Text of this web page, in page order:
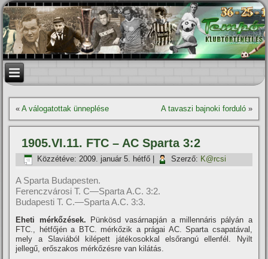
«A válogatottak ünneplése A tavaszi bajnoki forduló»
1905.VI.11. FTC – AC Sparta 3:2
Közzétéve: 2009. január 5. hétfő Szerző: K@rcsi
A Sparta Budapesten.
Ferenczvárosi T. C—Sparta A.C. 3:2.
Budapesti T. C.—Sparta A.C. 3:3.
Eheti mérkőzések. Pünkösd vasárnapján a millennáris pályán a
FTC., hétfőjén a BTC. mérkőzik a prágai AC. Sparta csapatával,
mely a Slaviából kilépett játékosokkal elsőrangú ellenfél. Nyilt
jellegű, erőszakos mérkőzésre van kilátás.